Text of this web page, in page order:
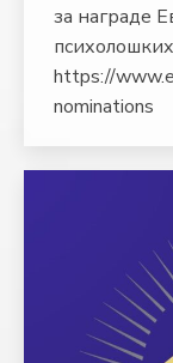
за награде
https://
nominations